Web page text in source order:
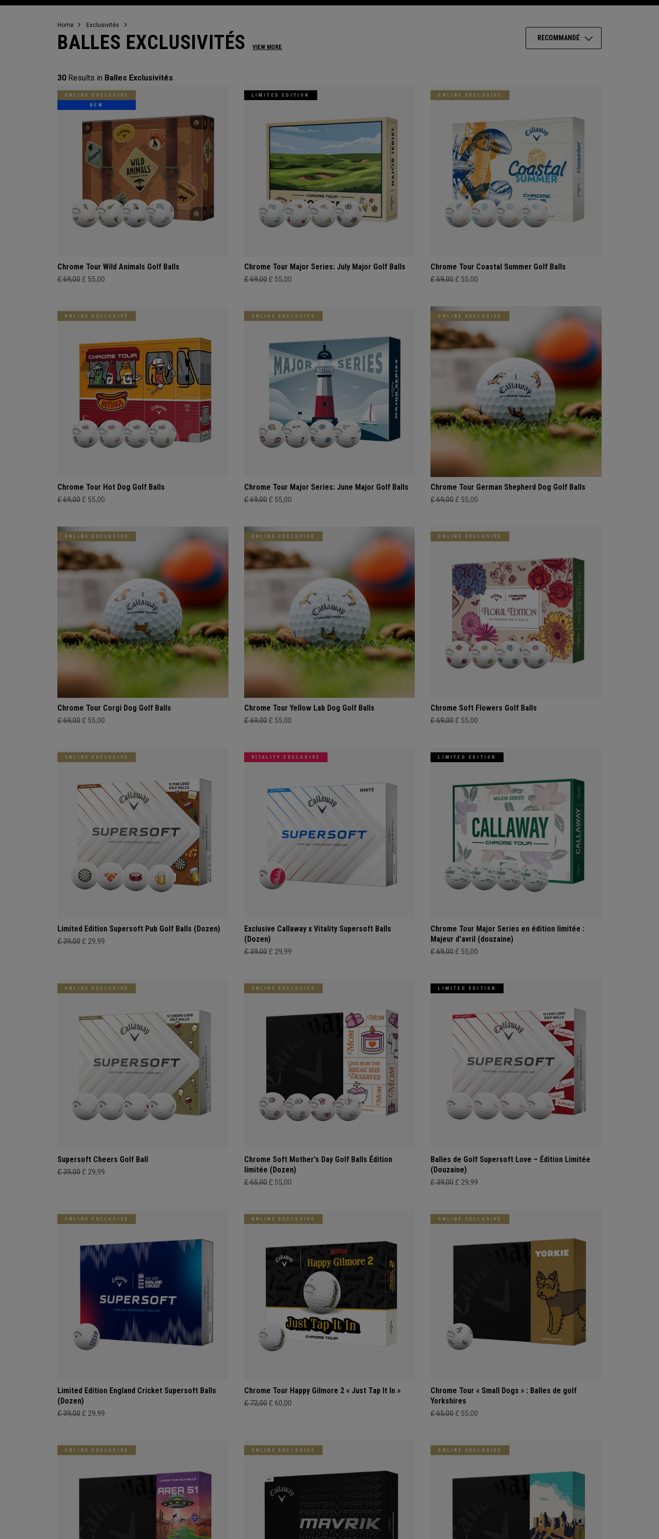
Home Exclusivités
BALLES EXCLUSIVITÉS VIEW MORE
RECOMMANDÉ
30 Results in Balles Exclusivités
ONLINE EXCLUSIVE
NEW
Chrome Tour Wild Animals Golf Balls
£ 69,00 £ 55,00
LIMITED EDITION
Chrome Tour Major Series: July Major Golf Balls
£ 69,00 £ 55,00
ONLINE EXCLUSIVE
Chrome Tour Coastal Summer Golf Balls
£ 69,00 £ 55,00
ONLINE EXCLUSIVE
Chrome Tour Hot Dog Golf Balls
£ 69,00 £ 55,00
ONLINE EXCLUSIVE
Chrome Tour Major Series: June Major Golf Balls
£ 69,00 £ 55,00
ONLINE EXCLUSIVE
Chrome Tour German Shepherd Dog Golf Balls
£ 69,00 £ 55,00
ONLINE EXCLUSIVE
Chrome Tour Corgi Dog Golf Balls
£ 69,00 £ 55,00
ONLINE EXCLUSIVE
Chrome Tour Yellow Lab Dog Golf Balls
£ 69,00 £ 55,00
ONLINE EXCLUSIVE
Chrome Soft Flowers Golf Balls
£ 69,00 £ 55,00
ONLINE EXCLUSIVE
Limited Edition Supersoft Pub Golf Balls (Dozen)
£ 39,00 £ 29,99
VITALITY EXCLUSIVE
Exclusive Callaway x Vitality Supersoft Balls
(Dozen)
£ 39,00 £ 29,99
LIMITED EDITION
Chrome Tour Major Series en édition limitée :
Majeur d’avril (douzaine)
£ 69,00 £ 55,00
ONLINE EXCLUSIVE
Supersoft Cheers Golf Ball
£ 39,00 £ 29,99
ONLINE EXCLUSIVE
Chrome Soft Mother's Day Golf Balls Édition
limitée (Dozen)
£ 65,00 £ 55,00
LIMITED EDITION
Balles de Golf Supersoft Love – Édition Limitée
(Douzaine)
£ 39,00 £ 29,99
ONLINE EXCLUSIVE
Limited Edition England Cricket Supersoft Balls
(Dozen)
£ 39,00 £ 29,99
ONLINE EXCLUSIVE
Chrome Tour Happy Gilmore 2 « Just Tap It In »
£ 72,00 £ 60,00
ONLINE EXCLUSIVE
Chrome Tour « Small Dogs » : Balles de golf
Yorkshires
£ 65,00 £ 55,00
ONLINE EXCLUSIVE ONLINE EXCLUSIVE ONLINE EXCLUSIVE